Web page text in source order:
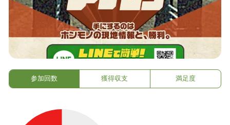
参加回数 獲得収支 満足度